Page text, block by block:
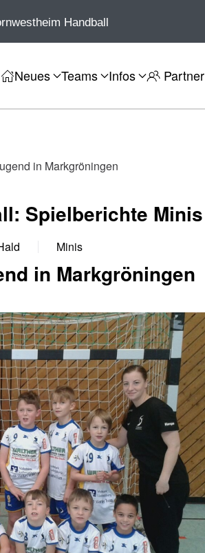
Handball
Neues Teams Infos Partner
in Markgröningen
Spielberichte Minis
Minis
in Markgröningen